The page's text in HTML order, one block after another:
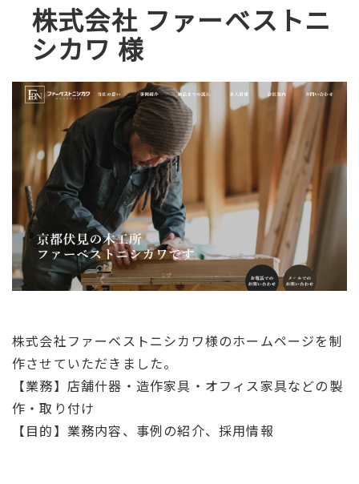
株式会社 ファーベストニ
シカワ 様
株式会社ファーベストニシカワ様のホームページを制
作させていただきました。
【業務】店舗什器・造作家具・オフィス家具などの製
作・取り付け
【目的】業務内容、事例の紹介、採用情報